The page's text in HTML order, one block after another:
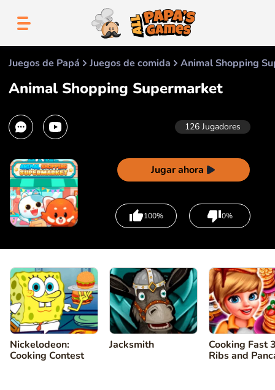
Juegos de Papá Juegos de comida Animal Shopping
Animal Shopping Supermarket
126 Jugadores
Jugar ahora
100% 0%
Nickelodeon:
Cooking Contest
Jacksmith
Cooking Fast
Ribs and